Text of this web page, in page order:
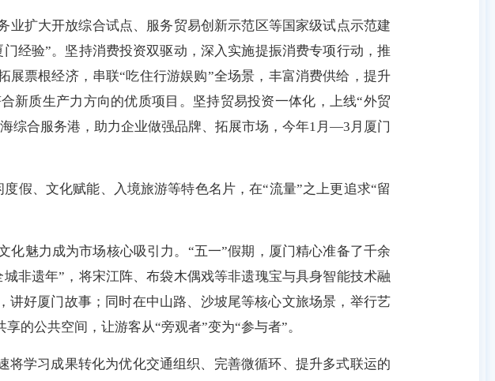
业扩大开放综合试点、服务贸易创新示范区等国家级试点示范建
经验”。坚持消费投资双驱动，深入实施提振消费专项行动，推
票根经济，串联“吃住行游娱购”全场景，丰富消费供给，提升
新质生产力方向的优质项目。坚持贸易投资一体化，上线“外贸
综合服务港，助力企业做强品牌、拓展市场，今年1月—3月厦门
假、文化赋能、入境旅游等特色名片，在“流量”之上更追求“留
魅力成为市场核心吸引力。“五一”假期，厦门精心准备了千余
非遗年”，将宋江阵、布袋木偶戏等非遗瑰宝与具身智能技术融
讲好厦门故事；同时在中山路、沙坡尾等核心文旅场景，举行艺
的公共空间，让游客从“旁观者”变为“参与者”。
将学习成果转化为优化交通组织、完善微循环、提升多式联运的